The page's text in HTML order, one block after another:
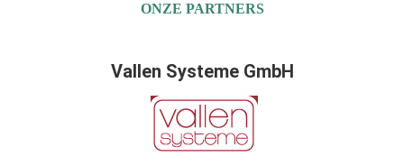
ONZE PARTNERS
Vallen Systeme GmbH